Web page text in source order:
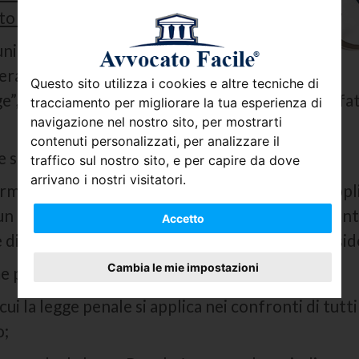
Questo sito utilizza i cookies e altre tecniche di
tracciamento per migliorare la tua esperienza di
navigazione nel nostro sito, per mostrarti
contenuti personalizzati, per analizzare il
traffico sul nostro sito, e per capire da dove
arrivano i nostri visitatori.
Accetto
Cambia le mie impostazioni
considerato reato”.
qualcuno per un fatto che, al
previsto come
reato
, secondo il noto
e che può essere considerato reato solo un
sono:
penali nel tempo, secondo cui la legge si
fatto che attualmente non è ancora reato,
quel fatto che appunto non era ancora
la legge penale si applica nei confronti di